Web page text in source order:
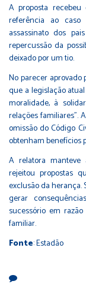
A proposta
referência ao caso
assassinato dos
repercussão da
deixado por um tio.
No parecer aprovado
que a legislação
moralidade, à
relações familiares”.
omissão do Código
obtenham benefícios
A relatora
rejeitou propostas
exclusão da
gerar
sucessório em
familiar.
Fonte: Estadão